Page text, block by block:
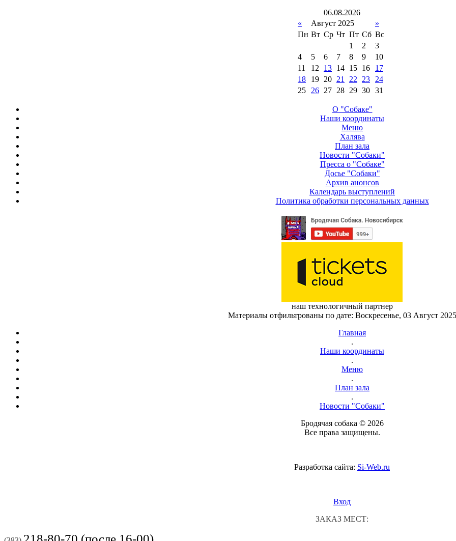
06.08.2026
«
Август 2025
»
Пн Вт Ср Чт Пт Сб Вс
1
2
3
4
5 6 7 8 9
10
11
12 13 14 15 16
17
18
19 20 21 22 23
24
25
26 27 28 29 30 31
О "Собаке"
Наши координаты
Меню
Халява
План зала
Новости "Собаки"
Пресса о "Собаке"
Досье "Собаки"
Архив анонсов
Календарь выступлений
Политика обработки персональных данных
наш технологичный партнер
Материалы отфильтрованы по дате: Воскресенье, 03 Август 2025
Главная
.
Наши координаты
.
Меню
.
План зала
.
Новости "Собаки"
Бродячая собака © 2026
Все права защищены.
Разработка сайта: Si-Web.ru
Вход
ЗАКАЗ МЕСТ: